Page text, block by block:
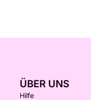
ÜBER UNS
Hilfe